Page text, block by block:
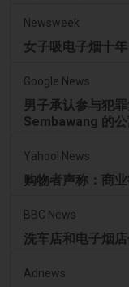
Newsweek
女子吸电子烟十
Google News
男子承认参与犯
Sembawang 的
Yahoo! News
购物者声称：商
BBC News
洗车店和电子烟
Adnews